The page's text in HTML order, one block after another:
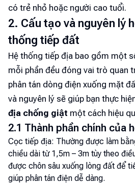
có trẻ nhỏ hoặc người cao tuổi.
2. Cấu tạo và nguyên lý
thống tiếp đất
Hệ thống tiếp địa bao gồm một
mỗi phần đều đóng vai trò quan
phân tán dòng điện xuống mặt
và nguyên lý sẽ giúp bạn thực
địa chống giật một cách hiệu
2.1 Thành phần chính của
Cọc tiếp địa: Thường được làm
chiều dài từ 1,5m – 3m tùy theo
được chôn sâu xuống lòng đất để
giúp phân tán điện dễ dàng.